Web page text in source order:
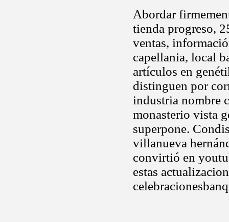
Abordar
tienda progreso,
ventas,
capellania, local
artículos en
distinguen por
industria nombre
monasterio vista
superpone.
villanueva
convirtió en
estas